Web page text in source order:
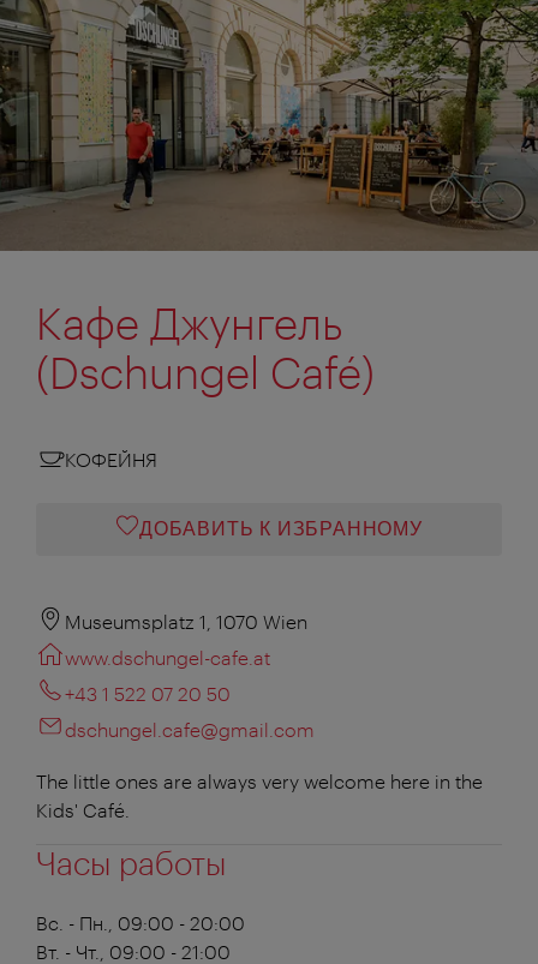
Кафе Джунгель
(Dschungel Café)
КОФЕЙНЯ
ДОБАВИТЬ К ИЗБРАННОМУ
Museumsplatz 1, 1070 Wien
www.dschungel-cafe.at
+43 1 522 07 20 50
dschungel.cafe@gmail.com
The little ones are always very welcome here in the
Kids' Café.
Часы работы
Вс. - Пн., 09:00 - 20:00
Вт. - Чт., 09:00 - 21:00